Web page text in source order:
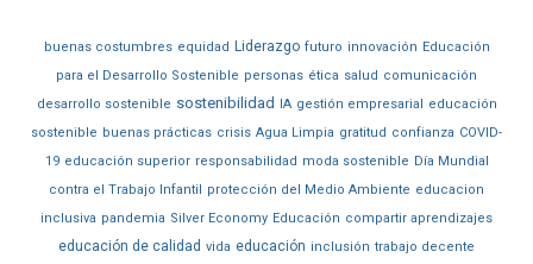
buenas costumbres equidad Liderazgo futuro innovación Educación
para el Desarrollo Sostenible personas ética salud comunicación
desarrollo sostenible sostenibilidad IA gestión empresarial educación
sostenible buenas prácticas crisis Agua Limpia gratitud confianza COVID-
19 educación superior responsabilidad moda sostenible Día Mundial
contra el Trabajo Infantil protección del Medio Ambiente educacion
inclusiva pandemia Silver Economy Educación compartir aprendizajes
educación de calidad vida educación inclusión trabajo decente